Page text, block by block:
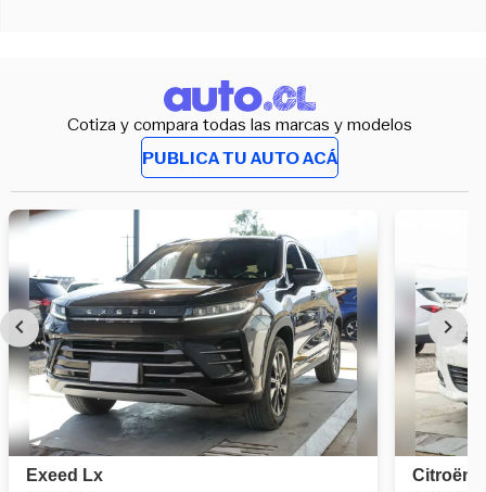
Cotiza y compara todas las marcas y modelos
PUBLICA TU AUTO ACÁ